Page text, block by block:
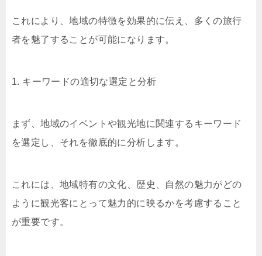
これにより、地域の特徴を効果的に伝え、多くの旅行
者を魅了することが可能になります。
1. キーワードの適切な選定と分析
まず、地域のイベントや観光地に関連するキーワード
を選定し、それを徹底的に分析します。
これには、地域特有の文化、歴史、自然の魅力がどの
ように観光客にとって魅力的に映るかを考慮すること
が重要です。